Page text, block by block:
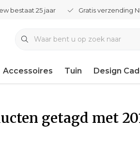
bestaat 25 jaar Gratis verzending
Accessoires Tuin Design
getagd met